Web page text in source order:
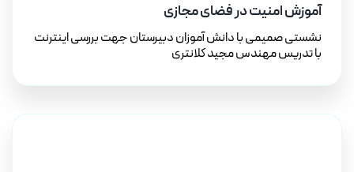
آموزش امنیت در فضای مجازی
نشستی صمیمی با دانش آموزان دبیرستان جهت بررسی اینترنت
با تدریس مهندس مجید کلانتری